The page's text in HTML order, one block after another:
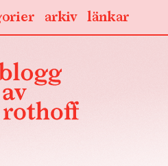
länkar
arkiv